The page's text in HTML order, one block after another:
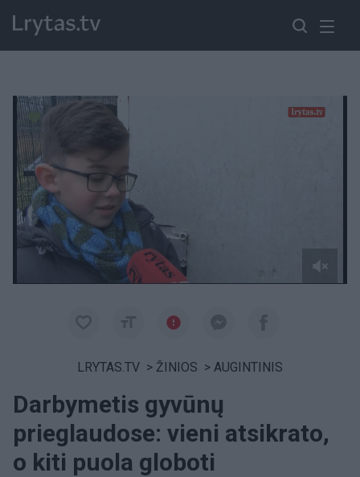
Paremkite Ukrainą
LRYTAS.TV > ŽINIOS > AUGINTINIS
Darbymetis gyvūnų
prieglaudose: vieni atsikrato,
o kiti puola globoti